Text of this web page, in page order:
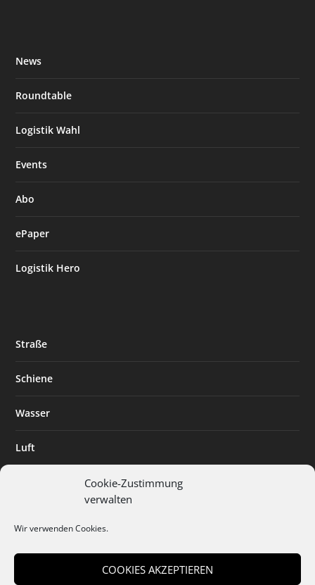
Cookie-Zustimmung
verwalten
Wir verwenden Cookies.
COOKIES AKZEPTIEREN
News
Roundtable
Logistik Wahl
Events
Abo
ePaper
Logistik Hero
Straße
Schiene
Wasser
Luft
Digitalisierung